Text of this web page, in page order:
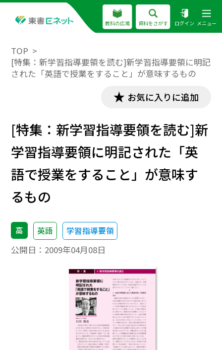
教科の広場 資料をさがす ログイン メニュー
TOP
[特集：新学習指導要領を読む]新学習指導要領に明記
された「英語で授業をすること」が意味するもの
お気に入りに追加
[特集：新学習指導要領を読む]新
学習指導要領に明記された「英
語で授業をすること」が意味す
るもの
高 英語 学習指導要領
公開日： 2009年04月08日